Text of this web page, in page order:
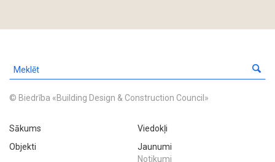
© Biedrība «Building Design & Construction Council»
Sākums
Viedokļi
Objekti
Jaunumi
Notikumi